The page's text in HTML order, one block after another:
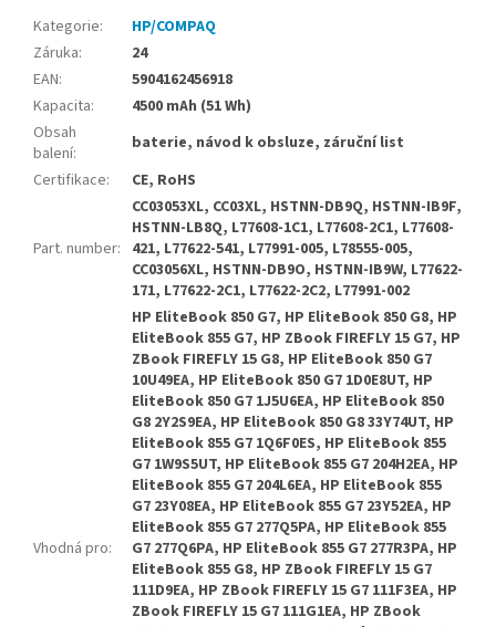
Kategorie:
HP/COMPAQ
Záruka:
24
EAN:
5904162456918
Kapacita:
4500 mAh (51 Wh)
Obsah
balení:
baterie, návod k obsluze, záruční list
Certifikace: CE, RoHS
Part. number:
CC03053XL, CC03XL, HSTNN-DB9Q, HSTNN-IB9F,
HSTNN-LB8Q, L77608-1C1, L77608-2C1, L77608-
421, L77622-541, L77991-005, L78555-005,
CC03056XL, HSTNN-DB9O, HSTNN-IB9W, L77622-
171, L77622-2C1, L77622-2C2, L77991-002
Vhodná pro:
HP EliteBook 850 G7, HP EliteBook 850 G8, HP
EliteBook 855 G7, HP ZBook FIREFLY 15 G7, HP
ZBook FIREFLY 15 G8, HP EliteBook 850 G7
10U49EA, HP EliteBook 850 G7 1D0E8UT, HP
EliteBook 850 G7 1J5U6EA, HP EliteBook 850
G8 2Y2S9EA, HP EliteBook 850 G8 33Y74UT, HP
EliteBook 855 G7 1Q6F0ES, HP EliteBook 855
G7 1W9S5UT, HP EliteBook 855 G7 204H2EA, HP
EliteBook 855 G7 204L6EA, HP EliteBook 855
G7 23Y08EA, HP EliteBook 855 G7 23Y52EA, HP
EliteBook 855 G7 277Q5PA, HP EliteBook 855
G7 277Q6PA, HP EliteBook 855 G7 277R3PA, HP
EliteBook 855 G8, HP ZBook FIREFLY 15 G7
111D9EA, HP ZBook FIREFLY 15 G7 111F3EA, HP
ZBook FIREFLY 15 G7 111G1EA, HP ZBook